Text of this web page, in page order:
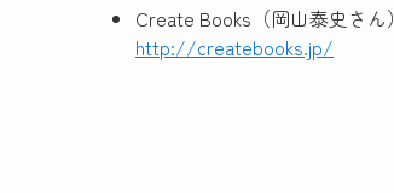
Create Books（岡山泰史さん）
http://createbooks.jp/